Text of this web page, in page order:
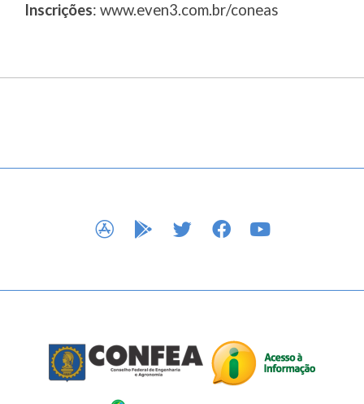
Inscrições: www.even3.com.br/coneas
APP STOREGOOGLE PLAY
TWITTERFACEBOOK